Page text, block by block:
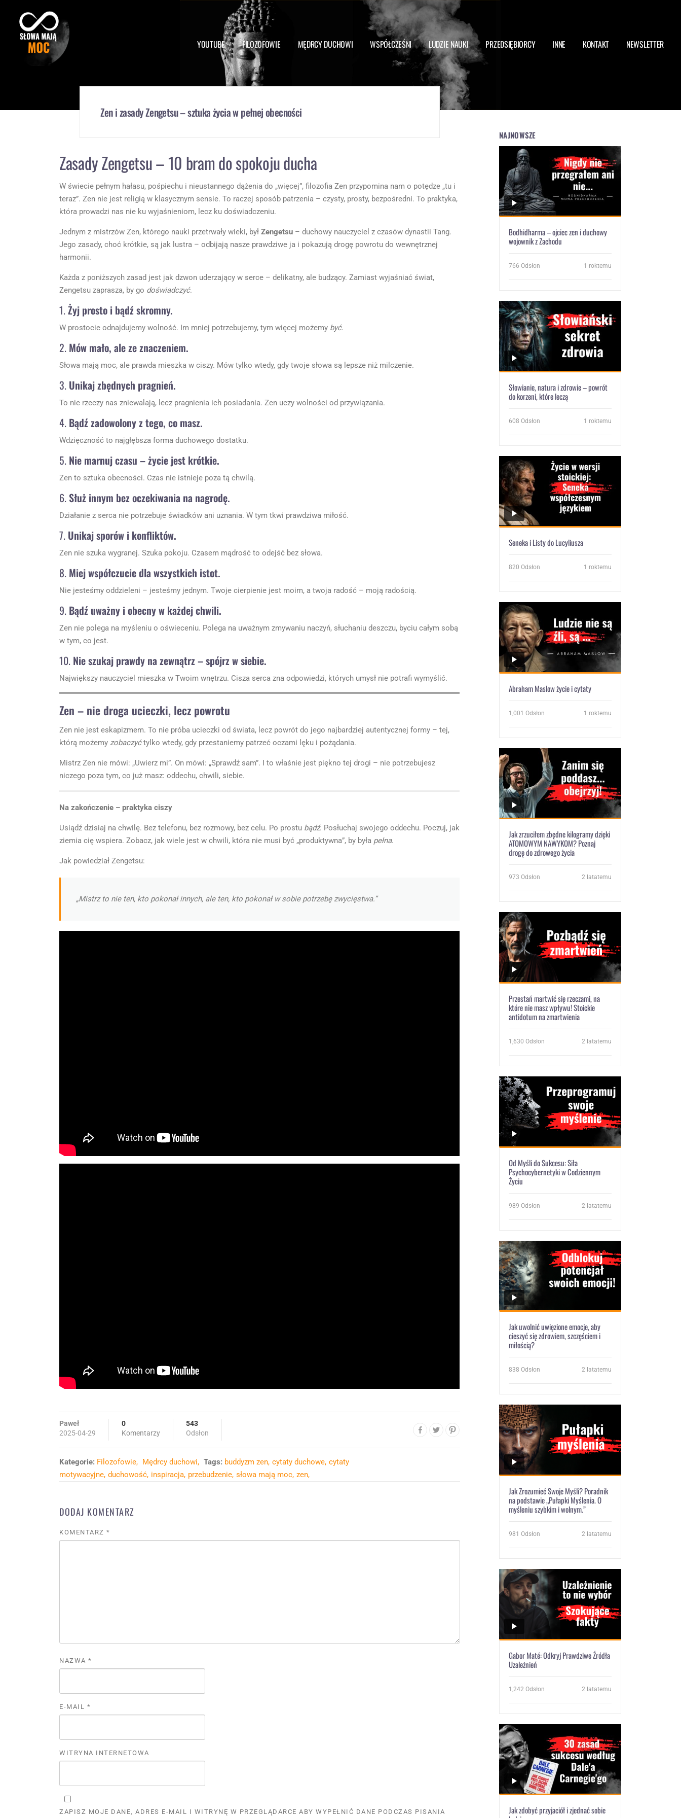
content
YOUTUBE FILOZOFOWIE MĘDRCY DUCHOWI WSPÓŁCZEŚNI LUDZIE NAUKI PRZEDSIĘBIORCY INNE KONTAKT NEWSLETTER
Zen i zasady Zengetsu – sztuka życia w pełnej obecności
Zasady Zengetsu – 10 bram do spokoju ducha
W świecie pełnym hałasu, pośpiechu i nieustannego dążenia do „więcej”, filozofia Zen przypomina nam o potędze „tu i
teraz”. Zen nie jest religią w klasycznym sensie. To raczej sposób patrzenia – czysty, prosty, bezpośredni. To praktyka,
która prowadzi nas nie ku wyjaśnieniom, lecz ku doświadczeniu.
Jednym z mistrzów Zen, którego nauki przetrwały wieki, był Zengetsu – duchowy nauczyciel z czasów dynastii Tang.
Jego zasady, choć krótkie, są jak lustra – odbijają nasze prawdziwe ja i pokazują drogę powrotu do wewnętrznej
harmonii.
Każda z poniższych zasad jest jak dzwon uderzający w serce – delikatny, ale budzący. Zamiast wyjaśniać świat,
Zengetsu zaprasza, by go doświadczyć.
1. Żyj prosto i bądź skromny.
W prostocie odnajdujemy wolność. Im mniej potrzebujemy, tym więcej możemy być.
2. Mów mało, ale ze znaczeniem.
Słowa mają moc, ale prawda mieszka w ciszy. Mów tylko wtedy, gdy twoje słowa są lepsze niż milczenie.
3. Unikaj zbędnych pragnień.
To nie rzeczy nas zniewalają, lecz pragnienia ich posiadania. Zen uczy wolności od przywiązania.
4. Bądź zadowolony z tego, co masz.
Wdzięczność to najgłębsza forma duchowego dostatku.
5. Nie marnuj czasu – życie jest krótkie.
Zen to sztuka obecności. Czas nie istnieje poza tą chwilą.
6. Służ innym bez oczekiwania na nagrodę.
Działanie z serca nie potrzebuje świadków ani uznania. W tym tkwi prawdziwa miłość.
7. Unikaj sporów i konfliktów.
Zen nie szuka wygranej. Szuka pokoju. Czasem mądrość to odejść bez słowa.
8. Miej współczucie dla wszystkich istot.
Nie jesteśmy oddzieleni – jesteśmy jednym. Twoje cierpienie jest moim, a twoja radość – moją radością.
9. Bądź uważny i obecny w każdej chwili.
Zen nie polega na myśleniu o oświeceniu. Polega na uważnym zmywaniu naczyń, słuchaniu deszczu, byciu całym sobą
w tym, co jest.
10. Nie szukaj prawdy na zewnątrz – spójrz w siebie.
Największy nauczyciel mieszka w Twoim wnętrzu. Cisza serca zna odpowiedzi, których umysł nie potrafi wymyślić.
Zen – nie droga ucieczki, lecz powrotu
Zen nie jest eskapizmem. To nie próba ucieczki od świata, lecz powrót do jego najbardziej autentycznej formy – tej,
którą możemy zobaczyćtylko wtedy, gdy przestaniemy patrzeć oczami lęku i pożądania.
Mistrz Zen nie mówi: „Uwierz mi”. On mówi: „Sprawdź sam”. I to właśnie jest piękno tej drogi – nie potrzebujesz
niczego poza tym, co już masz: oddechu, chwili, siebie.
Na zakończenie – praktyka ciszy
Usiądź dzisiaj na chwilę. Bez telefonu, bez rozmowy, bez celu. Po prostu bądź. Posłuchaj swojego oddechu. Poczuj, jak
ziemia cię wspiera. Zobacz, jak wiele jest w chwili, która nie musi być „produktywna”, by była pełna.
Jak powiedział Zengetsu:
„Mistrz to nie ten, kto pokonał innych, ale ten, kto pokonał w sobie potrzebę zwycięstwa.”
Paweł
2025-04-29
0
Komentarzy
543
Odsłon
Kategorie: Filozofowie Mędrcy duchowi Tags: buddyzm zen cytaty duchowe cytaty
motywacyjne duchowość inspiracja przebudzenie słowa mają moc zen
DODAJ KOMENTARZ
KOMENTARZ *
NAZWA *
E-MAIL *
WITRYNA INTERNETOWA
ZAPISZ MOJE DANE, ADRES E-MAIL I WITRYNĘ W PRZEGLĄDARCE ABY WYPEŁNIĆ DANE PODCZAS PISANIA
NAJNOWSZE
Bodhidharma – ojciec zen i duchowy
wojownik z Zachodu
766 Odsłon 1 roktemu
Słowianie, natura i zdrowie – powrót
do korzeni, które leczą
608 Odsłon 1 roktemu
Seneka i Listy do Lucyliusza
820 Odsłon 1 roktemu
Abraham Maslow życie i cytaty
1,001 Odsłon 1 roktemu
Jak zrzuciłem zbędne kilogramy dzięki
ATOMOWYM NAWYKOM? Poznaj
drogę do zdrowego życia
973 Odsłon 2 latatemu
Przestań martwić się rzeczami, na
które nie masz wpływu! Stoickie
antidotum na zmartwienia
1,630 Odsłon 2 latatemu
Od Myśli do Sukcesu: Siła
Psychocybernetyki w Codziennym
Życiu
989 Odsłon 2 latatemu
Jak uwolnić uwięzione emocje, aby
cieszyć się zdrowiem, szczęściem i
miłością?
838 Odsłon 2 latatemu
Jak Zrozumieć Swoje Myśli? Poradnik
na podstawie „Pułapki Myślenia. O
myśleniu szybkim i wolnym.”
981 Odsłon 2 latatemu
Gabor Maté: Odkryj Prawdziwe Źródła
Uzależnień
1,242 Odsłon 2 latatemu
Jak zdobyć przyjaciół i zjednać sobie